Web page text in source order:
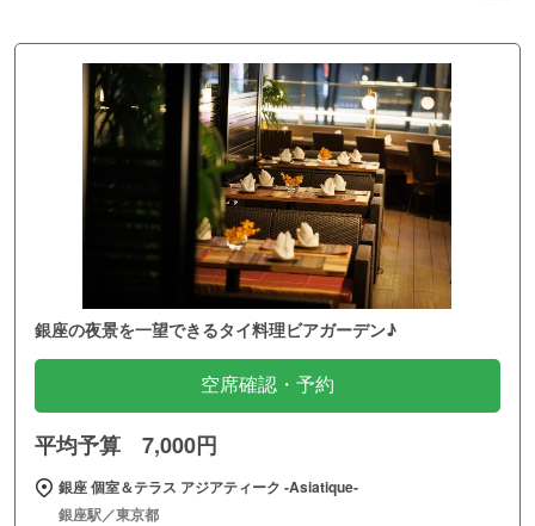
銀座の夜景を一望できるタイ料理ビアガーデン♪
空席確認・予約
平均予算 7,000円
銀座 個室＆テラス アジアティーク ‐Asiatique‐
銀座駅／東京都